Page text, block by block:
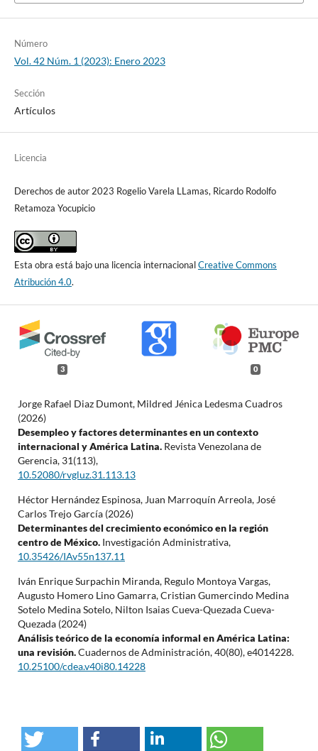
Número
Vol. 42 Núm. 1 (2023): Enero 2023
Sección
Artículos
Licencia
Derechos de autor 2023 Rogelio Varela LLamas, Ricardo Rodolfo
Retamoza Yocupicio
Esta obra está bajo una licencia internacionalCreative Commons
Atribución 4.0.
3 0
Jorge Rafael Diaz Dumont, Mildred Jénica Ledesma Cuadros
(2026)
Desempleo y factores determinantes en un contexto
internacional y América Latina. Revista Venezolana de
Gerencia, 31(113),
10.52080/rvgluz.31.113.13
Héctor Hernández Espinosa, Juan Marroquín Arreola, José
Carlos Trejo García (2026)
Determinantes del crecimiento económico en la región
centro de México. Investigación Administrativa,
10.35426/IAv55n137.11
Iván Enrique Surpachin Miranda, Regulo Montoya Vargas,
Augusto Homero Lino Gamarra, Cristian Gumercindo Medina
Sotelo Medina Sotelo, Nilton Isaias Cueva-Quezada Cueva-
Quezada (2024)
Análisis teórico de la economía informal en América Latina:
una revisión.Cuadernos de Administración,40(80),e4014228.
10.25100/cdea.v40i80.14228